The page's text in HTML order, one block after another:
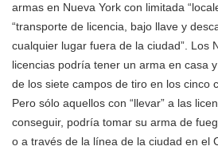
armas en Nueva York con limitada
“transporte de licencia, bajo llave y
cualquier lugar fuera de la ciudad”. Los
licencias podría tener un arma en casa
de los siete campos de tiro en los cinco
Pero sólo aquellos con “llevar” a las
conseguir, podría tomar su arma de
o a través de la línea de la ciudad en el